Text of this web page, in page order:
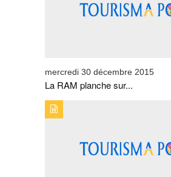
mercredi 30 décembre 2015
La RAM planche sur...
MONDE EN 2015